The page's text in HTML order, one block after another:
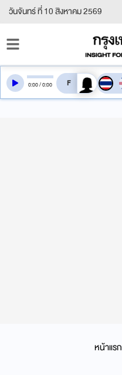
วันจันทร์ ที่ 10 สิงหาคม 2569
หน้าแรก
0:00/0:00 สลับเสียงอ่าน